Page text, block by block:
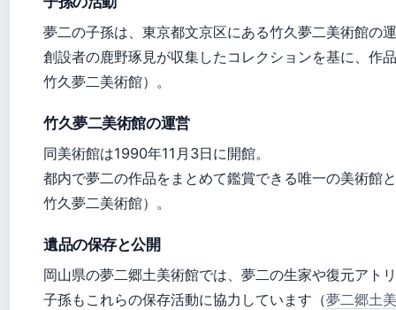
夢二の子孫は、東京都文京区にある竹久夢二美術館の
創設者の鹿野琢見が収集したコレクションを基に、作
竹久夢二美術館）。
竹久夢二美術館の運営
同美術館は1990年11月3日に開館。
都内で夢二の作品をまとめて鑑賞できる唯一の美術館
竹久夢二美術館）。
遺品の保存と公開
岡山県の夢二郷土美術館では、夢二の生家や復元アト
子孫もこれらの保存活動に協力しています（夢二郷土